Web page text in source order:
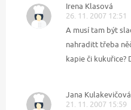
Irena Klasová
26. 11. 2007 12:51
A musí tam být
nahraditt třeba
kapie či kukuřice?
Jana Kulakevičová
21. 11. 2007 15:59